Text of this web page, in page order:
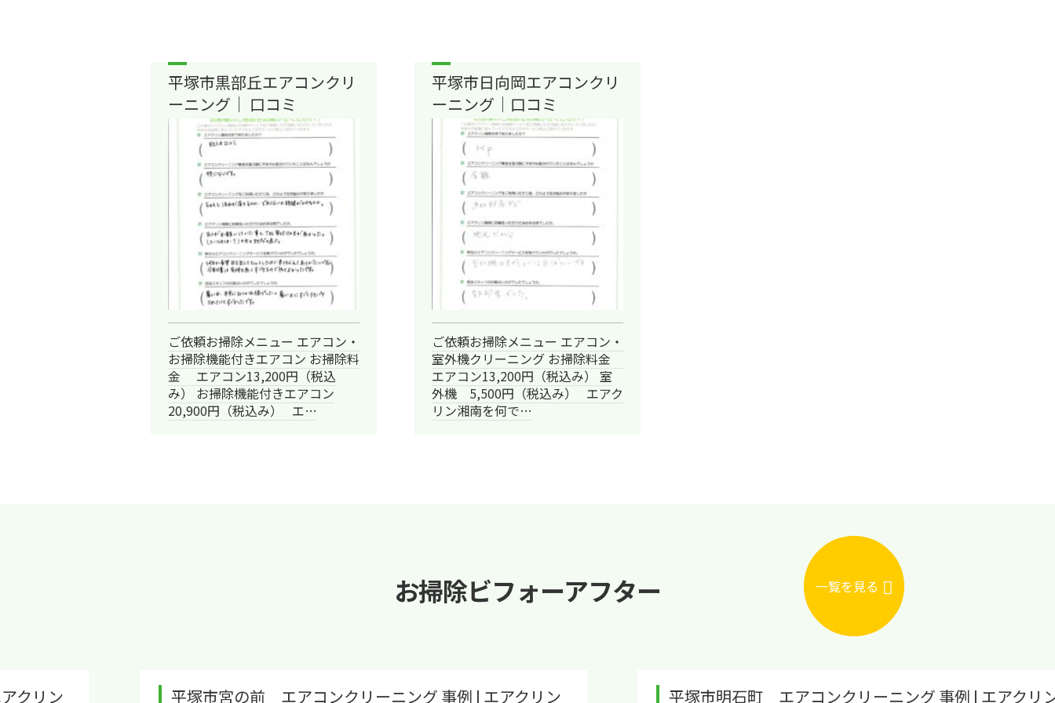
平塚市黒部丘エアコンクリ
ーニング｜ 口コミ
ご依頼お掃除メニュー エアコン・
お掃除機能付きエアコン お掃除料
金 エアコン13,200円（税込
み） お掃除機能付きエアコン
20,900円（税込み） エ…
平塚市日向岡エアコンクリ
ーニング｜口コミ
ご依頼お掃除メニュー エアコン・
室外機クリーニング お掃除料金
エアコン13,200円（税込み） 室
外機 5,500円（税込み） エアク
リン湘南を何で…
お掃除ビフォーアフター 一覧を見る
平塚市宮の前 エアコンクリーニング 事例 | エアクリン 平塚市明石町 エアコンクリーニング 事例 | エアクリン